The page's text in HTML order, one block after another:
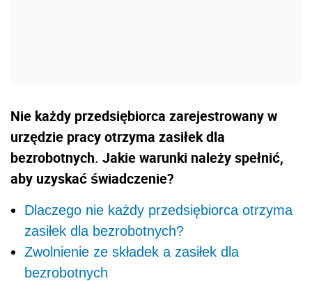
Nie każdy przedsiębiorca zarejestrowany w
urzędzie pracy otrzyma zasiłek dla
bezrobotnych. Jakie warunki należy spełnić,
aby uzyskać świadczenie?
Dlaczego nie każdy przedsiębiorca otrzyma
zasiłek dla bezrobotnych?
Zwolnienie ze składek a zasiłek dla
bezrobotnych